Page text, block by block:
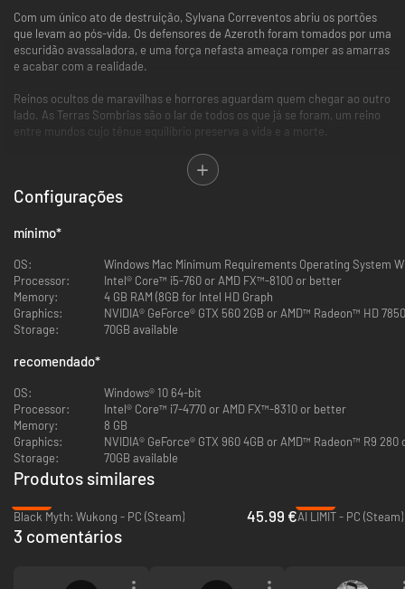
Com um único ato de destruição, Sylvana Correventos abriu os portões
que levam ao pós-vida. Os defensores de Azeroth foram tomados por uma
escuridão avassaladora, e uma força nefasta ameaça romper as amarras
e acabar com a realidade.
Reinos ocultos de maravilhas e horrores aguardam quem chegar ao outro
lado. As Terras Sombrias são o lar de todos os que já se foram, um reino
entre mundos cujo tênue equilíbrio preserva a vida e a morte.
Como um dos maiores campeões de Azeroth, você recebeu o poder de
atravessar de corpo e alma. Agora, você terá que investigar uma
conspiração que pretende acabar com o cosmo, além de ajudar as lendas
Configurações
mínimo*
OS:
Windows Mac Minimum Requirements Operating System
Processor:
Intel® Core™ i5-760 or AMD FX™-8100 or better
Memory:
4 GB RAM (8GB for Intel HD Graph
Graphics:
NVIDIA® GeForce® GTX 560 2GB or AMD™ Radeon™ HD
Storage:
70GB available
recomendado*
OS:
Windows® 10 64-bit
Processor:
Intel® Core™ i7-4770 or AMD FX™-8310 or better
Memory:
8 GB
Graphics:
NVIDIA® GeForce® GTX 960 4GB or AMD™ Radeon™ R9
Storage:
70GB available
Produtos similares
Black Myth: Wukong - PC (Steam)
45.99 €AI LIMIT - PC (Steam)
3 comentários